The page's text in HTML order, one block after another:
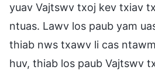
yuav Vajtswv txoj kev txiav
ntuas. Lawv los paub yam
thiab nws txawv li cas
huv, thiab los paub Vajtswv